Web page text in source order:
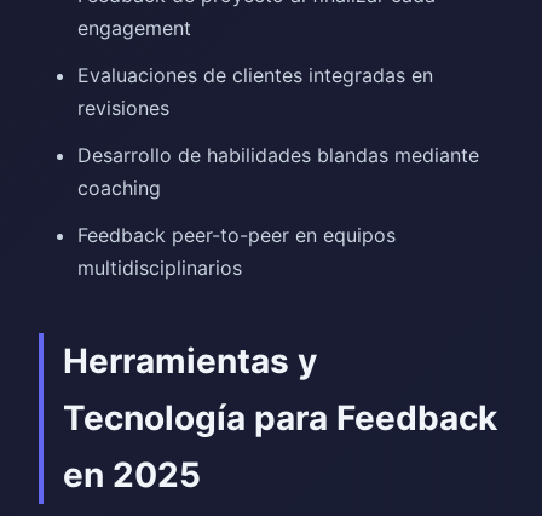
engagement
Evaluaciones de clientes integradas en
revisiones
Desarrollo de habilidades blandas mediante
coaching
Feedback peer-to-peer en equipos
multidisciplinarios
Herramientas y
Tecnología para Feedback
en 2025